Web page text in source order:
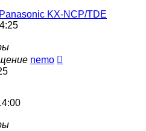
KX-NCP/TDE
nemo